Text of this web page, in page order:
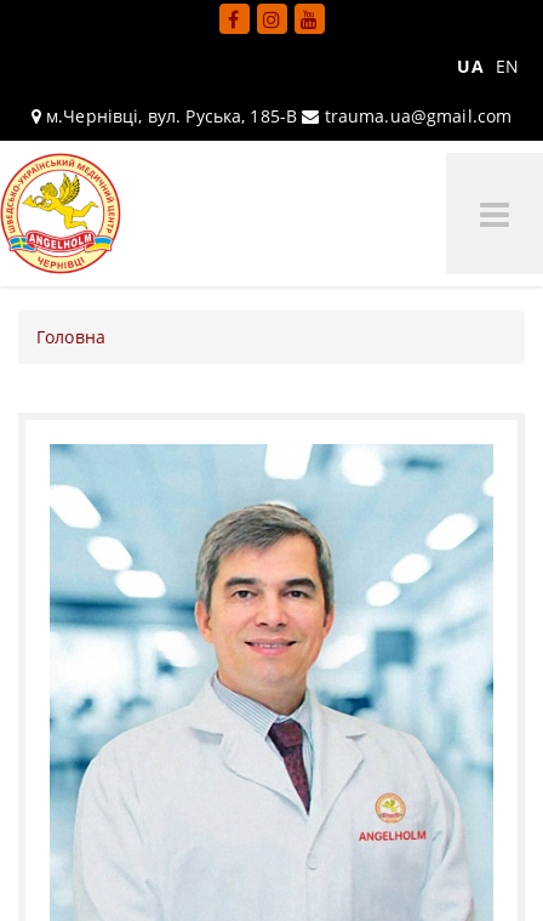
UA EN
м.Чернівці, вул. Руська, 185-В trauma.ua@gmail.com
Головна